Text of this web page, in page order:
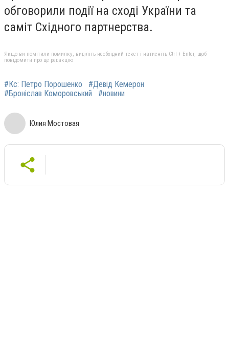
обговорили події на сході України та
саміт Східного партнерства.
Якщо ви помітили помилку, виділіть необхідний текст і натисніть Ctrl + Enter, щоб
повідомити про це редакцію
#Кс: Петро Порошенко
#Девід Кемерон
#Броніслав Коморовський
#новини
Юлия Мостовая